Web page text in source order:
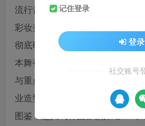
流行音乐、影视作品、穿搭造型
彩妆美容更是大受欢迎。 ar推出
彻底研究韩流时尚的迷人魅力，
本舞香的专访开始，再列出大人
与重点妆容的最新讲座，点名令
业造型师中野YURIKA的大人韩
图鉴，超人气韩国影剧介绍….等
记住登录
登录
社交账号